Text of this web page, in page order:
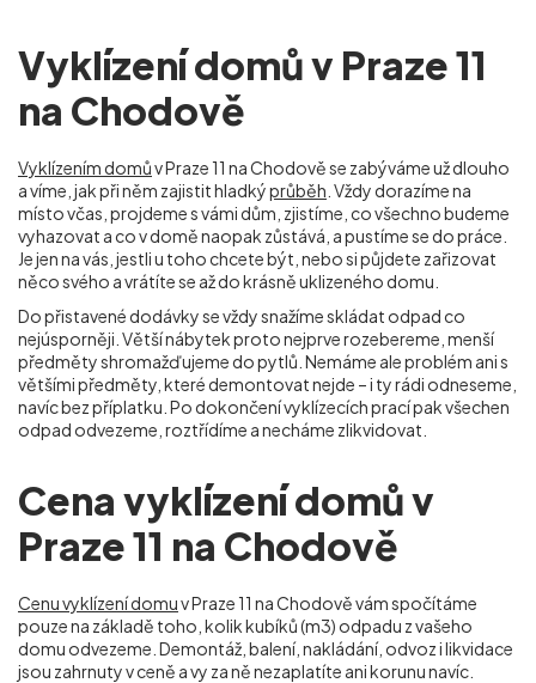
Vyklízení domů v Praze 11
na Chodově
Vyklízením domův Praze 11 na Chodově se zabýváme už dlouho
a víme, jak při něm zajistit hladkýprůběh . Vždy dorazíme na
místo včas, projdeme s vámi dům, zjistíme, co všechno budeme
vyhazovat a co v domě naopak zůstává, a pustíme se do práce.
Je jen na vás, jestli u toho chcete být, nebo si půjdete zařizovat
něco svého a vrátíte se až do krásně uklizeného domu.
Do přistavené dodávky se vždy snažíme skládat odpad co
nejúsporněji. Větší nábytek proto nejprve rozebereme, menší
předměty shromažďujeme do pytlů. Nemáme ale problém ani s
většími předměty, které demontovat nejde – i ty rádi odneseme,
navíc bez příplatku. Po dokončení vyklízecích prací pak všechen
odpad odvezeme, roztřídíme a necháme zlikvidovat.
Cena vyklízení domů v
Praze 11 na Chodově
Cenu vyklízení domuv Praze 11 na Chodově vám spočítáme
pouze na základě toho, kolik kubíků (m3) odpadu z vašeho
domu odvezeme. Demontáž, balení, nakládání, odvoz i likvidace
jsou zahrnuty v ceně a vy za ně nezaplatíte ani korunu navíc.